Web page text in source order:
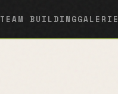
TEAM BUILDINGGALERIE